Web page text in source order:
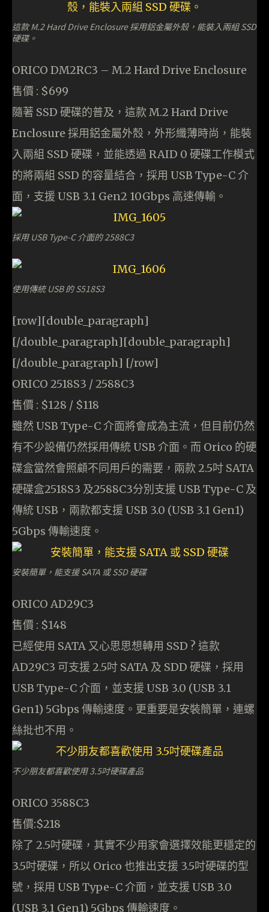
這款 M.2 Hard Drive Enclosure 採用鋁金屬外殼，能裝入兩組 SSD
硬碟。
ORICO DM2RC3 – M.2 Hard Drive Enclosure
售價 : $699
隨著 SSD 硬碟的普及，這款 M.2 Hard Drive
Enclosure 採用鋁金屬外殼，外形纖薄時尚，能裝
入兩組 SSD 硬碟，並能透過 RAID 0 硬碟工作模式
的將兩組 SSD 的容量結合，採用 USB Type-C 介
面，支援 USB 3.1 Gen2 10Gbps 高速傳輸。
採用 USB Type-C 介面的 2588C3
使用傳統 USB 的 S518S3
[row][double_paragraph]
[/double_paragraph][double_paragraph]
[/double_paragraph] [/row]
ORICO 2518S3 / 2588C3
售價 : $128 / $118
雖然 USB Type-C 介面將會成為主流，但目前仍然
有不少設備仍然採用傳統 USB 介面。而 Orico 的硬
碟盒當然會照顧不同用戶的需要，兩款 2.5吋 SATA
硬碟盒2518S3 及2588C3分別支援 USB Type-C 及
傳統 USB，兩款都支援 USB 3.0 (USB 3.1 Gen1)
5Gbps 傳輸速度。
安裝簡單，能支援 SATA 或 SSD 硬碟
ORICO AD29C3
售價 : $148
已經使用 SATA 又心思思想轉用 SSD ? 這款
AD29C3 可支援 2.5吋 SATA 及 SDD 硬碟，採用
USB Type-C 介面，並支援 USB 3.0 (USB 3.1
Gen1) 5Gbps 傳輸速度。更重要是安裝簡單，連螺
絲批也不用。
不少朋友都喜歡使用 3.5吋硬碟產品
ORICO 3588C3
售價:$218
除了 2.5吋硬碟，其實不少用家會選擇效能更穩定的
3.5吋硬碟，所以 Orico 也推出支援 3.5吋硬碟的型
號，採用 USB Type-C 介面，並支援 USB 3.0
(USB 3.1 Gen1) 5Gbps 傳輸速度。